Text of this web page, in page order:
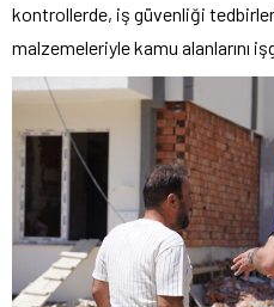
kontrollerde, iş güvenliği
malzemeleriyle kamu alanlarını